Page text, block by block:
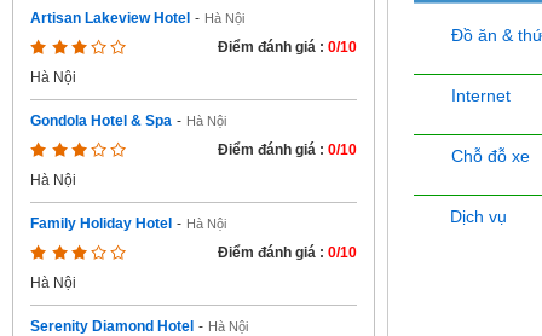
Artisan Lakeview Hotel - Hà Nội
Điểm đánh giá : 0/10
Hà Nội
Gondola Hotel & Spa - Hà Nội
Điểm đánh giá : 0/10
Hà Nội
Family Holiday Hotel - Hà Nội
Điểm đánh giá : 0/10
Hà Nội
Serenity Diamond Hotel - Hà Nội
Đồ ăn &
Internet
Chỗ đỗ xe
Dịch vụ